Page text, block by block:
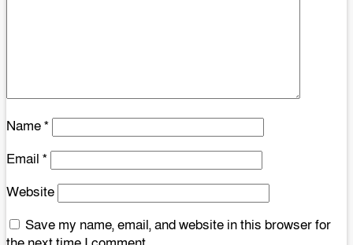
Name*
Email *
Website
Save my name, email, and website in this browser for